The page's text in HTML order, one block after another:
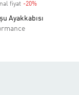
fiyat -20%Discount
Ayakkabısı